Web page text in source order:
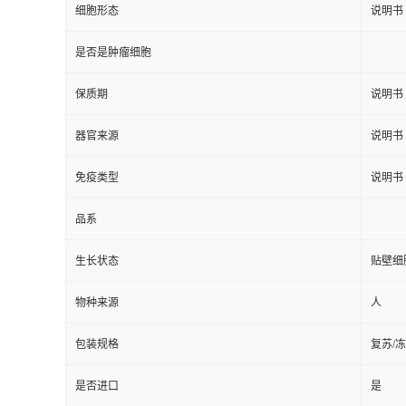
细胞形态 说明书
是否是肿瘤细胞
保质期 说明书
器官来源 说明书
免疫类型 说明书
品系
生长状态 贴壁细
物种来源 人
包装规格 复苏/
是否进口 是